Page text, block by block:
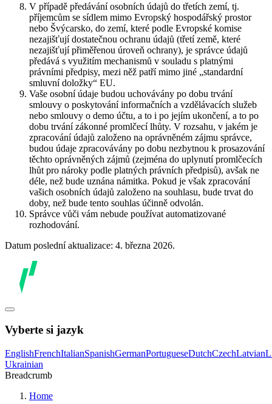
V případě předávání osobních údajů do třetích zemí, tj.
příjemcům se sídlem mimo Evropský hospodářský prostor
nebo Švýcarsko, do zemí, které podle Evropské komise
nezajišťují dostatečnou ochranu údajů (třetí země, které
nezajišťují přiměřenou úroveň ochrany), je správce údajů
předává s využitím mechanismů v souladu s platnými
právními předpisy, mezi něž patří mimo jiné „standardní
smluvní doložky“ EU.
Vaše osobní údaje budou uchovávány po dobu trvání
smlouvy o poskytování informačních a vzdělávacích služeb
nebo smlouvy o demo účtu, a to i po jejím ukončení, a to po
dobu trvání zákonné promlčecí lhůty. V rozsahu, v jakém je
zpracování údajů založeno na oprávněném zájmu správce,
budou údaje zpracovávány po dobu nezbytnou k prosazování
těchto oprávněných zájmů (zejména do uplynutí promlčecích
lhůt pro nároky podle platných právních předpisů), avšak ne
déle, než bude uznána námitka. Pokud je však zpracování
vašich osobních údajů založeno na souhlasu, bude trvat do
doby, než bude tento souhlas účinně odvolán.
Správce vůči vám nebude používat automatizované
rozhodování.
Datum poslední aktualizace: 4. března 2026.
Vyberte si jazyk
EnglishFrenchItalianSpanishGermanPortugueseDutchCzechLatvian
Ukrainian
Breadcrumb
Home